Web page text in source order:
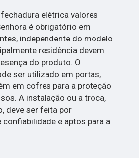
elétrica valores
é obrigatório em
independente do modelo
residência devem
do produto. O
ser utilizado em portas,
em cofres para a proteção
A instalação ou a troca,
deve ser feita por
e aptos para a